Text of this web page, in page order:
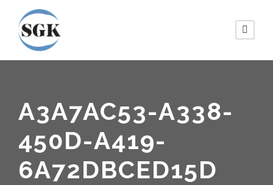
A3A7AC53-A338-
450D-A419-
6A72DBCED15D